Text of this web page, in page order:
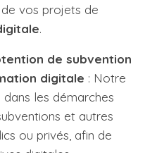
vos projets de
.
de subvention
digitale : Notre
les démarches
et autres
ou privés, afin de